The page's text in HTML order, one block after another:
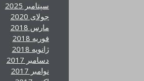
سپتامبر 2025
جولای 2020
مارس 2018
فوریه 2018
ژانویه 2018
دسامبر 2017
نوامبر 2017